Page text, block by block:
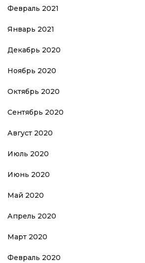
Февраль 2021
Январь 2021
Декабрь 2020
Ноябрь 2020
Октябрь 2020
Сентябрь 2020
Август 2020
Июль 2020
Июнь 2020
Май 2020
Апрель 2020
Март 2020
Февраль 2020